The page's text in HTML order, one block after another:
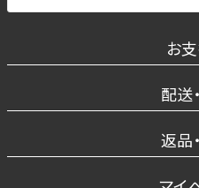
お
配送
返品